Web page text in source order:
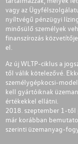
vagy az
nyíltvégű pénzügyi
minősülő személyek
finanszírozás
el.
Az új WLTP-ciklus a
től válik kötelezővé.
személygépkocsi-
kell gyártóiknak
értékekkel ellátni.
2018. szeptember 1-től
már korábban
szerinti üzemanyag-